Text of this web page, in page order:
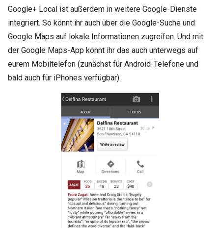
Google+ Local ist außerdem in weitere Google-Dienste
integriert. So könnt ihr auch über die Google-Suche und
Google Maps auf lokale Informationen zugreifen. Und mit
der Google Maps-App könnt ihr das auch unterwegs auf
eurem Mobiltelefon (zunächst für Android-Telefone und
bald auch für iPhones verfügbar).